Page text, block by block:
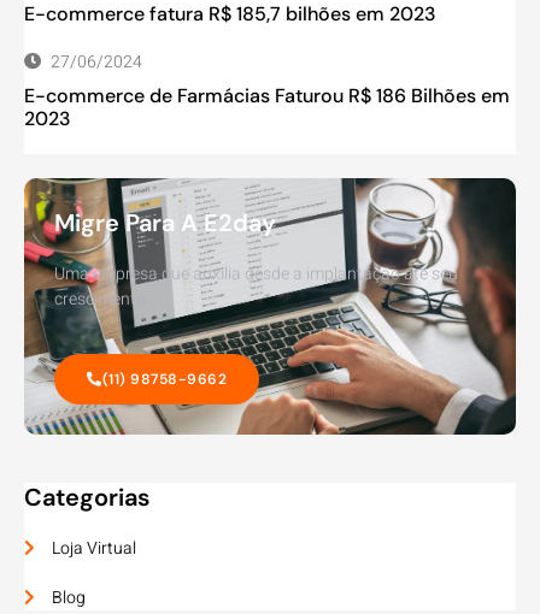
E-commerce fatura R$ 185,7 bilhões em 2023
27/06/2024
E-commerce de Farmácias Faturou R$ 186 Bilhões em
2023
Migre Para A E2day
Uma empresa que auxilia desde a implantação até seu
crescimento.
(11) 98758-9662
Categorias
Loja Virtual
Blog